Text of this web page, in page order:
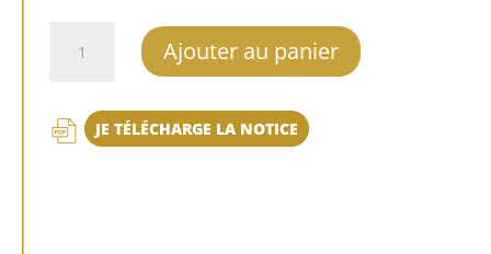
KappaLITE
3012LF
Ajouter au panier
JE TÉLÉCHARGE LA NOTICE